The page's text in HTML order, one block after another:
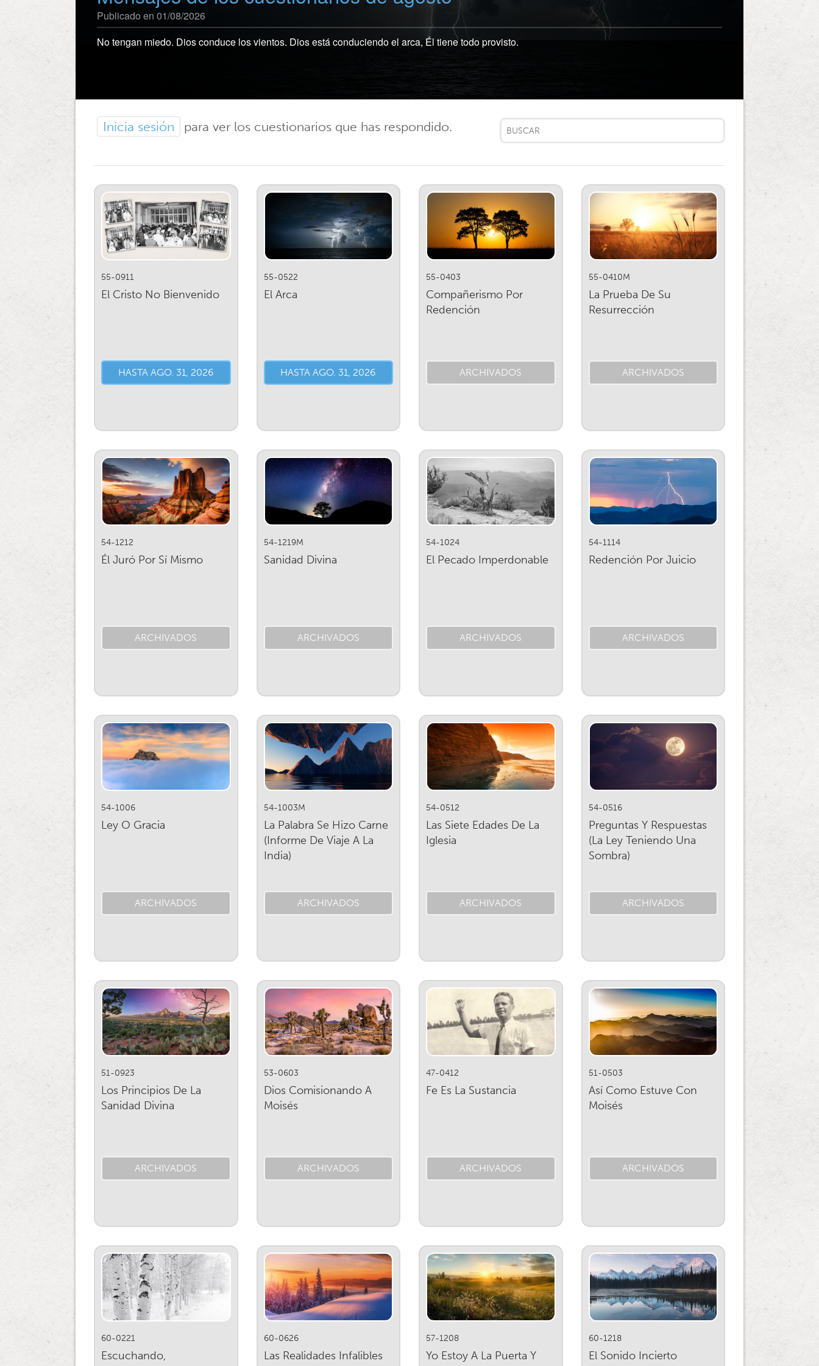
Publicado en 01/08/2026
No tengan miedo. Dios conduce los vientos. Dios está conduciendo el arca, Él tiene todo provisto.
Inicia sesión para ver los cuestionarios que has respondido.
55-0911
El Cristo No Bienvenido
HASTA AGO. 31, 2026
55-0522
El Arca
HASTA AGO. 31, 2026
55-0403
Compañerismo Por
Redención
ARCHIVADOS
55-0410M
La Prueba De Su
Resurrección
ARCHIVADOS
54-1212
Él Juró Por Sí Mismo
ARCHIVADOS
54-1219M
Sanidad Divina
ARCHIVADOS
54-1024
El Pecado Imperdonable
ARCHIVADOS
54-1114
Redención Por Juicio
ARCHIVADOS
54-1006
Ley O Gracia
ARCHIVADOS
54-1003M
La Palabra Se Hizo Carne
(Informe De Viaje A La
India)
ARCHIVADOS
54-0512
Las Siete Edades De La
Iglesia
ARCHIVADOS
54-0516
Preguntas Y Respuestas
(La Ley Teniendo Una
Sombra)
ARCHIVADOS
51-0923
Los Principios De La
Sanidad Divina
ARCHIVADOS
53-0603
Dios Comisionando A
Moisés
ARCHIVADOS
47-0412
Fe Es La Sustancia
ARCHIVADOS
51-0503
Así Como Estuve Con
Moisés
ARCHIVADOS
60-0221
Escuchando,
60-0626
Las Realidades Infalibles
57-1208
Yo Estoy A La Puerta Y
60-1218
El Sonido Incierto